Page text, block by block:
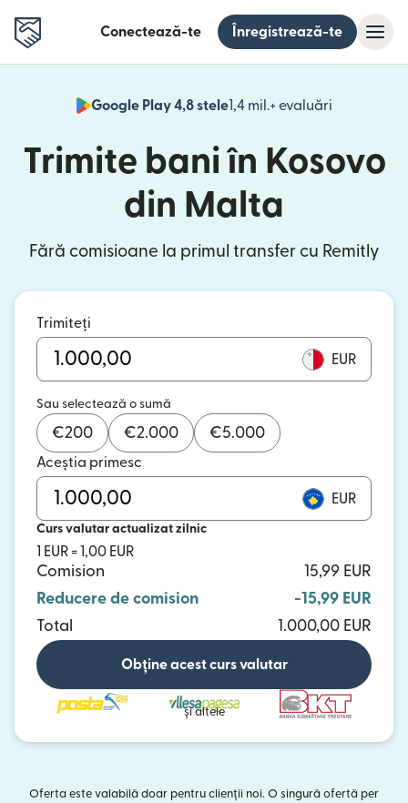
Conectează-te Înregistrează-te
Google Play 4,8 stele1,4 mil.+ evaluări
(se
Trimite bani în Kosovo
din Malta
Fără comisioane la primul transfer cu Remitly
Trimiteți
EUR
Sau selectează o sumă
€200 €2.000 €5.000
Aceștia primesc
EUR
Curs valutar actualizat zilnic
1 EUR = 1,00 EUR
Comision
15,99 EUR
Reducere de comision
-15,99 EUR
Total
1.000,00 EUR
Obține acest curs valutar
și altele
Oferta este valabilă doar pentru clienții noi. O singură ofertă per